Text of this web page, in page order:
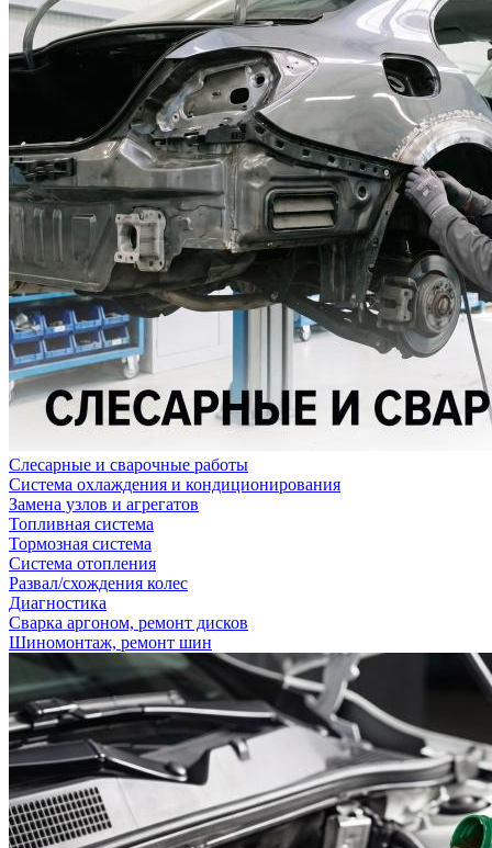
Слесарные и сварочные работы
Система охлаждения и кондиционирования
Замена узлов и агрегатов
Топливная система
Тормозная система
Система отопления
Развал/схождения колес
Диагностика
Сварка аргоном, ремонт дисков
Шиномонтаж, ремонт шин